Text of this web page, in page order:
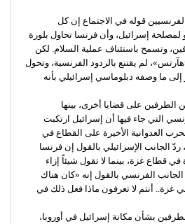
قوله في الاجتماع إن كل
إسرائيل، وأن فرنسا تحاول بلورة
وتسمح باستئناف عملية السلام. لكن
لم يقتنع بالردود الفرنسية، وتحول
إلى ما وصفه دبلوماسي إسرائيلي بأنه
على قضايا أخرى، بينها
التي جاء فيها أن إسرائيل ارتكبت
العدوانية الأخيرة على القطاع في
الجانب الإسرائيلي بالقول إن فرنسا
قطاع غزة، بينما لا تقول شيئاً إزاء
الفرنسي بالقول إنه «كان هناك
غزة.. أنتم لا تعرفون ماذا فعل ذلك في
بشأن مكانة إسرائيل في أوروبا،